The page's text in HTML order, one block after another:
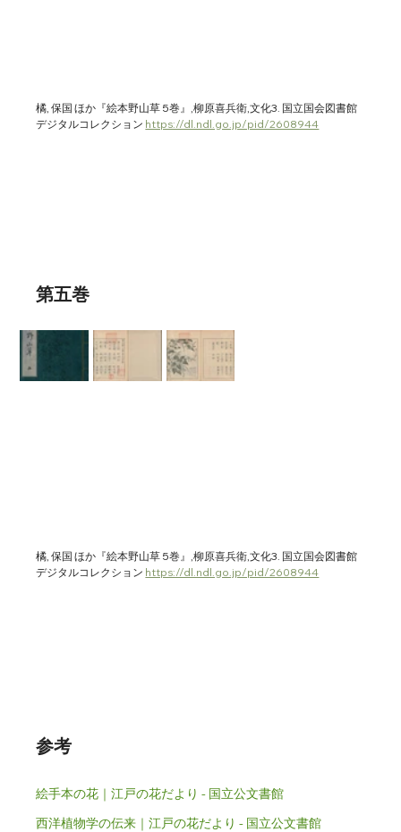
橘, 保国 ほか『絵本野山草 5巻』,柳原喜兵衛,文化3. 国立国会図書館
デジタルコレクション https://dl.ndl.go.jp/pid/2608944
第五巻
橘, 保国 ほか『絵本野山草 5巻』,柳原喜兵衛,文化3. 国立国会図書館
デジタルコレクション https://dl.ndl.go.jp/pid/2608944
参考
絵手本の花｜江戸の花だより - 国立公文書館
西洋植物学の伝来｜江戸の花だより - 国立公文書館